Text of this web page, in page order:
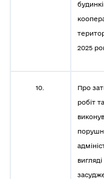
2025
10.
Про
робіт